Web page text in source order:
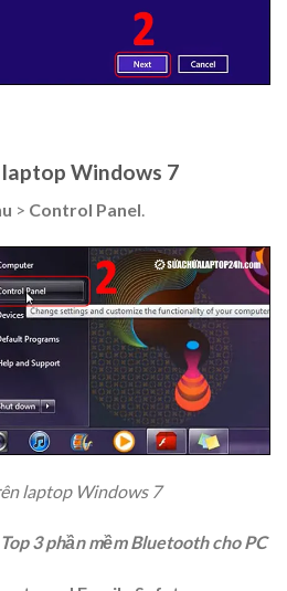
laptop Windows 7
> Control Panel.
laptop Windows 7
3 phần mềm Bluetooth cho PC